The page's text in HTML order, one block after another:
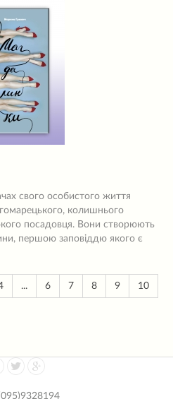
свого особистого життя
колишнього
посадовця. Вони створюють
першою заповіддю якого є
... 6 7 8 9 10
095)9328194